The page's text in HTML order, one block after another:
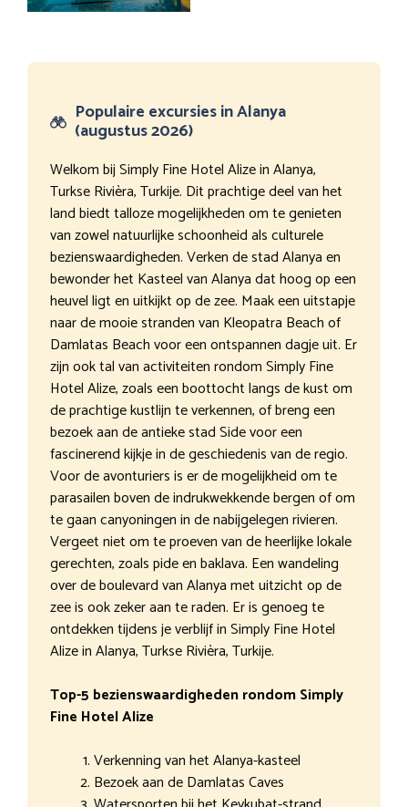
Populaire excursies in Alanya
(augustus 2026)
Welkom bij Simply Fine Hotel Alize in Alanya,
Turkse Rivièra, Turkije. Dit prachtige deel van het
land biedt talloze mogelijkheden om te genieten
van zowel natuurlijke schoonheid als culturele
bezienswaardigheden. Verken de stad Alanya en
bewonder het Kasteel van Alanya dat hoog op een
heuvel ligt en uitkijkt op de zee. Maak een uitstapje
naar de mooie stranden van Kleopatra Beach of
Damlatas Beach voor een ontspannen dagje uit. Er
zijn ook tal van activiteiten rondom Simply Fine
Hotel Alize, zoals een boottocht langs de kust om
de prachtige kustlijn te verkennen, of breng een
bezoek aan de antieke stad Side voor een
fascinerend kijkje in de geschiedenis van de regio.
Voor de avonturiers is er de mogelijkheid om te
parasailen boven de indrukwekkende bergen of om
te gaan canyoningen in de nabijgelegen rivieren.
Vergeet niet om te proeven van de heerlijke lokale
gerechten, zoals pide en baklava. Een wandeling
over de boulevard van Alanya met uitzicht op de
zee is ook zeker aan te raden. Er is genoeg te
ontdekken tijdens je verblijf in Simply Fine Hotel
Alize in Alanya, Turkse Rivièra, Turkije.
Top-5 bezienswaardigheden rondom Simply
Fine Hotel Alize
Verkenning van het Alanya-kasteel
Bezoek aan de Damlatas Caves